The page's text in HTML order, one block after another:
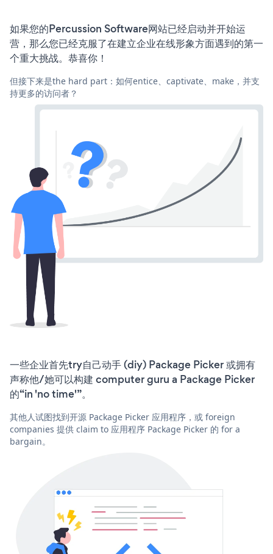
如果您的Percussion Software网站已经启动并开始运
营，那么您已经克服了在建立企业在线形象方面遇到的第一
个重大挑战。恭喜你！
但接下来是the hard part：如何entice、captivate、make，并支
持更多的访问者？
一些企业首先try自己动手 (diy) Package Picker 或拥有
声称他/她可以构建 computer guru a Package Picker
的“in 'no time'”。
其他人试图找到开源 Package Picker 应用程序，或 foreign
companies 提供 claim to 应用程序 Package Picker 的 for a
bargain。